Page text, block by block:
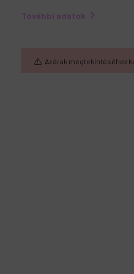
További adatok
Az árak megtekintéséhez